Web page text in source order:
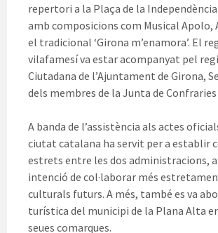
repertori a la Plaça de la
amb composicions com Musical Apolo,
el tradicional ‘Girona m’enamora’. El
vilafamesí va estar acompanyat pel
Ciutadana de l’Ajuntament de Girona,
dels membres de la Junta de
A banda de l’assistència als actes
ciutat catalana ha servit per a establir
estrets entre les dos administracions,
intenció de col·laborar més
culturals futurs. A més, també es va
turística del municipi de la Plana Alta
seues comarques.